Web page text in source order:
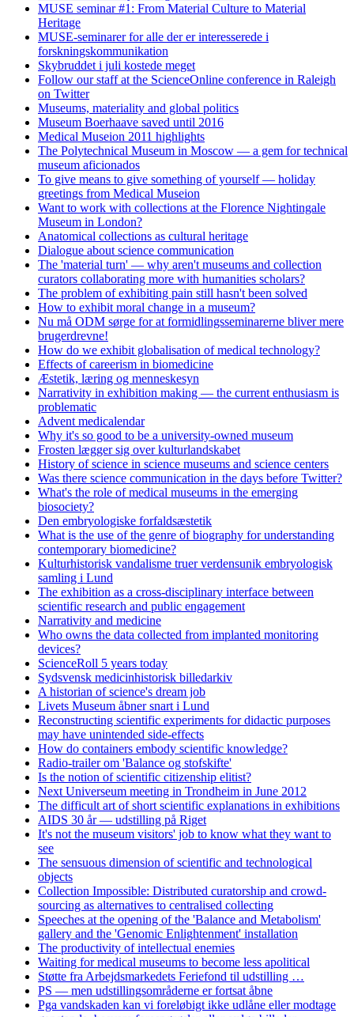
MUSE seminar #1: From Material Culture to Material
Heritage
MUSE-seminarer for alle der er interesserede i
forskningskommunikation
Skybruddet i juli kostede meget
Follow our staff at the ScienceOnline conference in Raleigh
on Twitter
Museums, materiality and global politics
Museum Boerhaave saved until 2016
Medical Museion 2011 highlights
The Polytechnical Museum in Moscow — a gem for technical
museum aficionados
To give means to give something of yourself — holiday
greetings from Medical Museion
Want to work with collections at the Florence Nightingale
Museum in London?
Anatomical collections as cultural heritage
Dialogue about science communication
The 'material turn' — why aren't museums and collection
curators collaborating more with humanities scholars?
The problem of exhibiting pain still hasn't been solved
How to exhibit moral change in a museum?
Nu må ODM sørge for at formidlingsseminarerne bliver mere
brugerdrevne!
How do we exhibit globalisation of medical technology?
Effects of careerism in biomedicine
Æstetik, læring og menneskesyn
Narrativity in exhibition making — the current enthusiasm is
problematic
Advent medicalendar
Why it's so good to be a university-owned museum
Frosten lægger sig over kulturlandskabet
History of science in science museums and science centers
Was there science communication in the days before Twitter?
What's the role of medical museums in the emerging
biosociety?
Den embryologiske forfaldsæstetik
What is the use of the genre of biography for understanding
contemporary biomedicine?
Kulturhistorisk vandalisme truer verdensunik embryologisk
samling i Lund
The exhibition as a cross-disciplinary interface between
scientific research and public engagement
Narrativity and medicine
Who owns the data collected from implanted monitoring
devices?
ScienceRoll 5 years today
Sydsvensk medicinhistorisk billedarkiv
A historian of science's dream job
Livets Museum åbner snart i Lund
Reconstructing scientific experiments for didactic purposes
may have unintended side-effects
How do containers embody scientific knowledge?
Radio-trailer om 'Balance og stofskifte'
Is the notion of scientific citizenship elitist?
Next Universeum meeting in Trondheim in June 2012
The difficult art of short scientific explanations in exhibitions
AIDS 30 år — udstilling på Riget
It's not the museum visitors' job to know what they want to
see
The sensuous dimension of scientific and technological
objects
Collection Impossible: Distributed curatorship and crowd-
sourcing as alternatives to centralised collecting
Speeches at the opening of the 'Balance and Metabolism'
gallery and the 'Genomic Enlightenment' installation
The productivity of intellectual enemies
Waiting for medical museums to become less apolitical
Støtte fra Arbejdsmarkedets Feriefond til udstilling …
PS — men udstillingsområderne er fortsat åbne
Pga vandskaden kan vi foreløbigt ikke udlåne eller modtage